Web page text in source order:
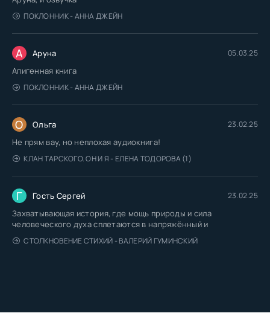
ПОКЛОННИК - АННА ДЖЕЙН
А Аруна 05.03.25
Апигенная книга
ПОКЛОННИК - АННА ДЖЕЙН
О Ольга 23.02.25
Не прям вау, но неплохая аудиокнига!
КЛАН ТАРСКОГО. ОН И Я - ЕЛЕНА ТОДОРОВА (1)
Г Гость Сергей 23.02.25
Захватывающая история, где мощь природы и сила
человеческого духа сплетаются в напряжённый и
СТОЛКНОВЕНИЕ СТИХИЙ - ВАЛЕРИЙ ГУМИНСКИЙ